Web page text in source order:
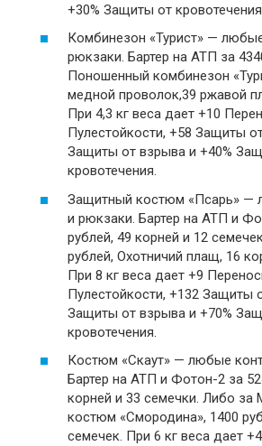
+30% Защиты от кровотечения.
Комбинезон «Турист» —
рюкзаки. Бартер на АТП за
Поношенный комбинезон
медной проволок,39 ржавой
При 4,3 кг веса дает +10
Пулестойкости, +58 Защиты
Защиты от взрыва и +40%
кровотечения.
Защитный костюм «Псарь» —
и рюкзаки. Бартер на АТП и
рублей, 49 корней и 12
рублей, Охотничий плащ, 16
При 8 кг веса дает +9
Пулестойкости, +132 Защиты
Защиты от взрыва и +70%
кровотечения.
Костюм «Скаут» — любые
Бартер на АТП и Фотон-2 за
корней и 33 семечки. Либо за
костюм «Смородина», 1400
семечек. При 6 кг веса дает